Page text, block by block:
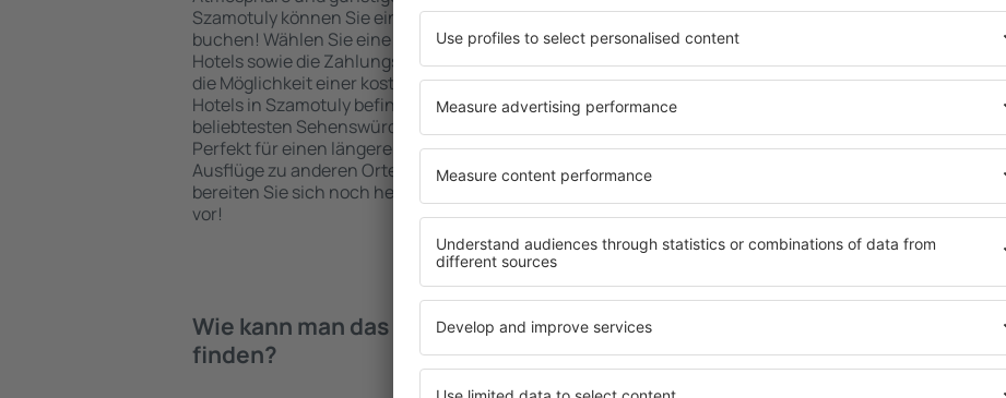
Szamotuly können Sie eine Unterkunft für jede Geldtasche
buchen! Wählen Sie eine günstige Lage und den Standard des
Hotels sowie die Zahlungsmethoden für die Unterkunft aus und
die Möglichkeit einer kostenlosen Stornierung der Buchung.
Hotels in Szamotuly befinden sich sowohl in der Nähe der
beliebtesten Sehenswürdigkeiten als auch abseits der Masse.
Perfekt für einen längeren Aufenthalt und als Ausgangspunkt für
Ausflüge zu anderen Orten. Wählen Sie ein Hotel für sich aus und
bereiten Sie sich noch heute auf Ihre Reise oder Geschäftsreise
vor!
Standard bieten eine
wichtigsten
die kostenlosen Parkplätze
Apartment auswählen, das
Hotel mit hohem Standard
abwechslungsreiches Menü,
Attraktionen für Kinder. Die
sind eine hervorragende
Personen, die geschäftlich
Mitarbeiter organisieren
Wie kann man das Hotel in in Szamotuly
finden?
Welche
in Szamotuly finden?